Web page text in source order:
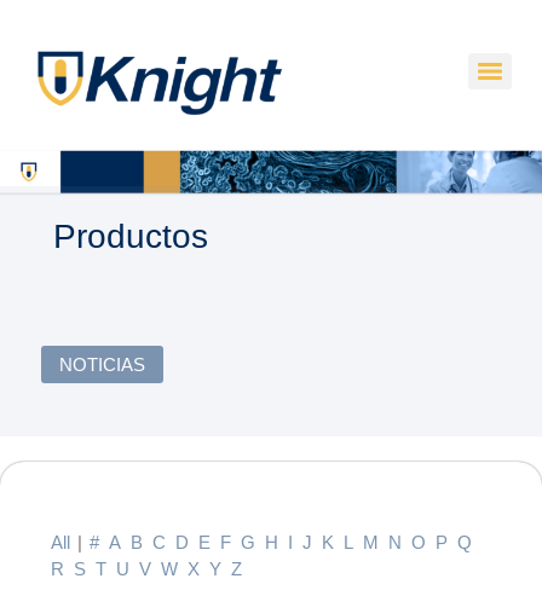
Productos
NOTICIAS
All | # A B C D E F G H I J K L M N O P Q
R S T U V W X Y Z